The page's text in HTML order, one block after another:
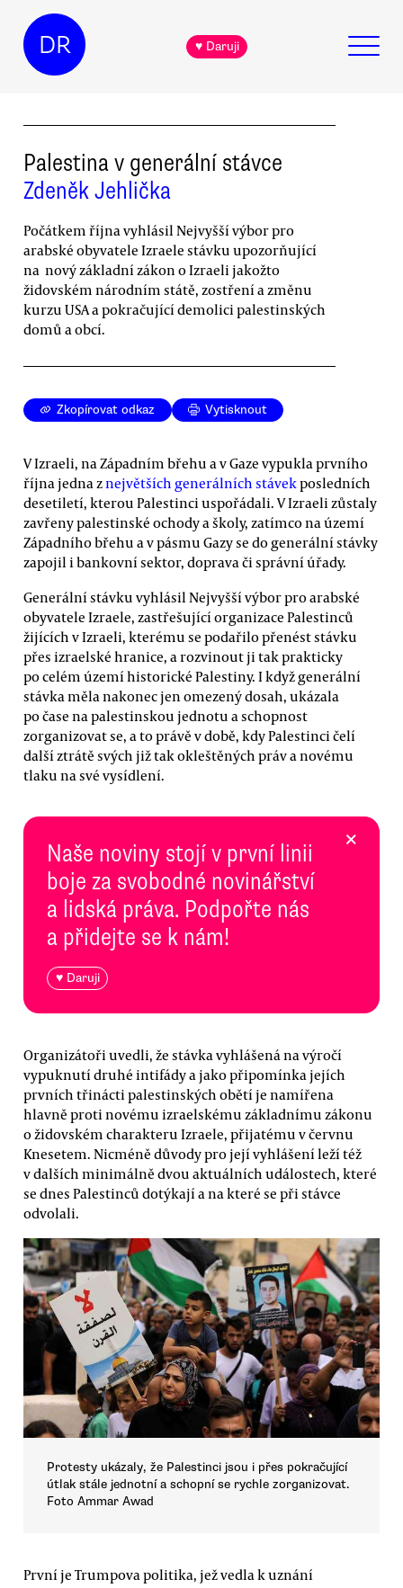
DR ♥ Daruji
Palestina v generální stávce
Zdeněk Jehlička
Počátkem října vyhlásil Nejvyšší výbor pro
arabské obyvatele Izraele stávku upozorňující
na nový základní zákon o Izraeli jakožto
židovském národním státě, zostření a změnu
kurzu USA a pokračující demolici palestinských
domů a obcí.
Zkopírovat odkaz Vytisknout
V Izraeli, na Západním břehu a v Gaze vypukla prvního
října jedna znejvětších generálních stávekposledních
desetiletí, kterou Palestinci uspořádali. V Izraeli zůstaly
zavřeny palestinské ochody a školy, zatímco na území
Západního břehu a v pásmu Gazy se do generální stávky
zapojil i bankovní sektor, doprava či správní úřady.
Generální stávku vyhlásil Nejvyšší výbor pro arabské
obyvatele Izraele, zastřešující organizace Palestinců
žijících v Izraeli, kterému se podařilo přenést stávku
přes izraelské hranice, a rozvinout ji tak prakticky
po celém území historické Palestiny. I když generální
stávka měla nakonec jen omezený dosah, ukázala
po čase na palestinskou jednotu a schopnost
zorganizovat se, a to právě v době, kdy Palestinci čelí
další ztrátě svých již tak okleštěných práv a novému
tlaku na své vysídlení.
Naše noviny stojí v první linii
boje za svobodné novinářství
a lidská práva. Podpořte nás
a přidejte se k nám!
♥ Daruji
×
Organizátoři uvedli, že stávka vyhlášená na výročí
vypuknutí druhé intifády a jako připomínka jejích
prvních třinácti palestinských obětí je namířena
hlavně proti novému izraelskému základnímu zákonu
o židovském charakteru Izraele, přijatému v červnu
Knesetem. Nicméně důvody pro její vyhlášení leží též
v dalších minimálně dvou aktuálních událostech, které
se dnes Palestinců dotýkají a na které se při stávce
odvolali.
Protesty ukázaly, že Palestinci jsou i přes pokračující
útlak stále jednotní a schopní se rychle zorganizovat.
Foto Ammar Awad
První je Trumpova politika, jež vedla k uznání